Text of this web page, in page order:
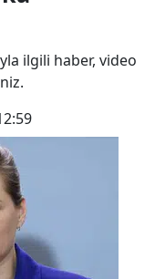
ilgili haber, video